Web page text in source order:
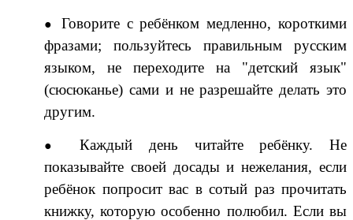
Говорите с ребёнком медленно, короткими
фразами; пользуйтесь правильным русским
языком, не переходите на "детский язык"
(сюсюканье) сами и не разрешайте делать это
другим.
Каждый день читайте ребёнку. Не
показывайте своей досады и нежелания, если
ребёнок попросит вас в сотый раз прочитать
книжку, которую особенно полюбил. Если вы